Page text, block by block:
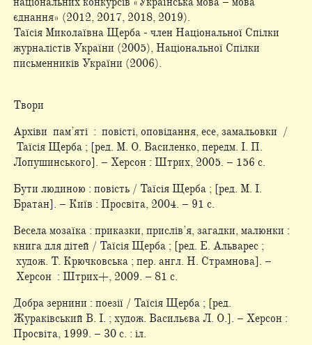
єднання» (2012, 2017, 2018, 2019).
Таїсія Миколаївна Щерба - член Національної Спілки
журналістів України (2005), Національної Спілки
письменників України (2006).
Твори
Архіви пам’яті : повісті, оповідання, есе, замальовки /
Таїсія Щерба ; [ред. М. О. Василенко, передм. І. П.
Лопушинського]. – Херсон : Штрих, 2005. – 156 c.
Бути людиною : повість / Таїсія Щерба ; [ред. М. І.
Братан]. – Київ : Просвіта, 2004. – 91 c.
Весела мозаїка : приказки, прислів’я, загадки, малюнки :
книга для дітей / Таїсія Щерба ; [ред. Е. Альварес ;
худож. Т. Крючковська ; пер. англ. Н. Страмнова]. –
Херсон : Штрих+, 2009. – 81 с.
Добра зернини : поезії / Таїсія Щерба ; [ред.
Жураківський В. І. ; худож. Васильєва Л. О.]. – Херсон :
Просвіта, 1999. – 30 c. : іл.